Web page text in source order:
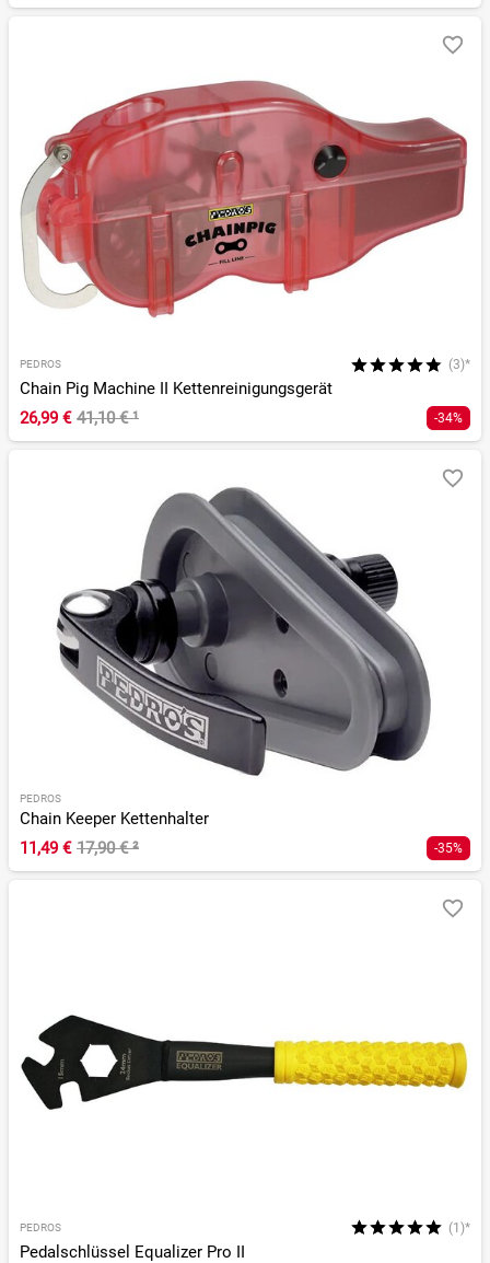
PEDROS (3)*
Chain Pig Machine II Kettenreinigungsgerät
26,99 € 41,10 €¹ -34%
PEDROS
Chain Keeper Kettenhalter
11,49 € 17,90 €² -35%
PEDROS (1)*
Pedalschlüssel Equalizer Pro II